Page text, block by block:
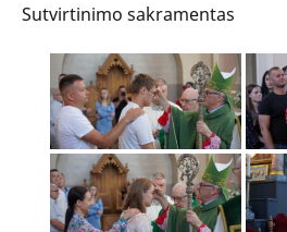
Sutvirtinimo sakramentas